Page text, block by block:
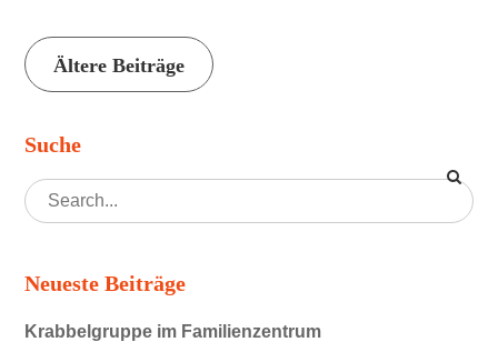
Beitragsnavigation
Ältere Beiträge
Suche
Neueste Beiträge
Krabbelgruppe im Familienzentrum